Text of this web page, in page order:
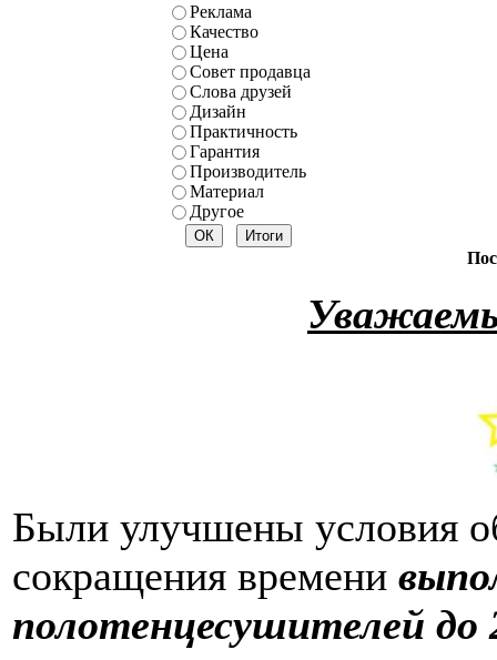
Реклама
Качество
Цена
Совет продавца
Слова друзей
Дизайн
Практичность
Гарантия
Производитель
Материал
Другое
Были улучшены условия
сокращения времени
полотенцесушителей до